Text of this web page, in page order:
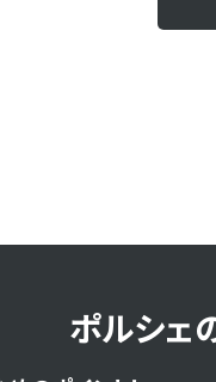
ポルシェ